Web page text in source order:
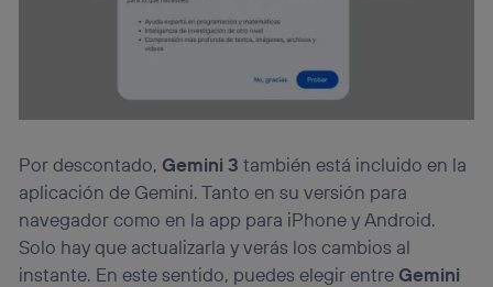
Por descontado, Gemini 3 también está incluido en la
aplicación de Gemini. Tanto en su versión para
navegador como en la app para iPhone y Android.
Solo hay que actualizarla y verás los cambios al
instante. En este sentido, puedes elegir entre Gemini